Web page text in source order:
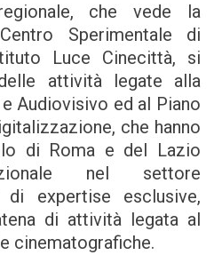
che vede la
Sperimentale di
Luce Cinecittà, si
attività legate alla
Audiovisivo ed al Piano
che hanno
di Roma e del Lazio
nel settore
di expertise esclusive,
di attività legata al
cinematografiche.